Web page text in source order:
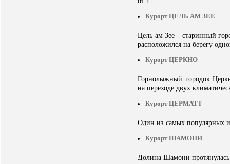
Курорт ЦЕЛЬ АМ ЗЕЕ
Цель ам Зее - старинный
расположился на берегу
Курорт ЦЕРКНО
Горнолыжный городок
на переходе двух
Курорт ЦЕРМАТТ
Один из самых популярных
Курорт ШАМОНИ
Долина Шамони